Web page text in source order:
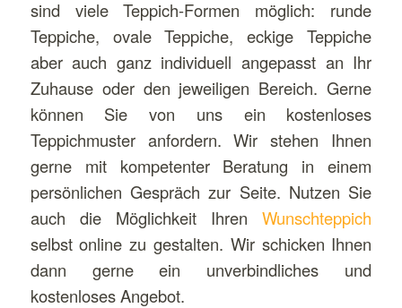
sind viele Teppich-Formen möglich: runde
Teppiche, ovale Teppiche, eckige Teppiche
aber auch ganz individuell angepasst an Ihr
Zuhause oder den jeweiligen Bereich. Gerne
können Sie von uns ein kostenloses
Teppichmuster anfordern. Wir stehen Ihnen
gerne mit kompetenter Beratung in einem
persönlichen Gespräch zur Seite. Nutzen Sie
auch die Möglichkeit IhrenWunschteppich
selbst online zu gestalten. Wir schicken Ihnen
dann gerne ein unverbindliches und
kostenloses Angebot.